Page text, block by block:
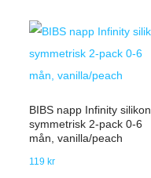
BIBS napp Infinity silikon
symmetrisk 2-pack 0-6
mån, vanilla/peach
119kr